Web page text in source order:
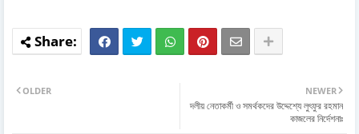
NEWER
দলীয় নেতাকর্মী ও সমর্থকদের উদ্দেশ্যে লুৎফুর রহমান
কাজলের নির্দেশনাঃ
OLDER